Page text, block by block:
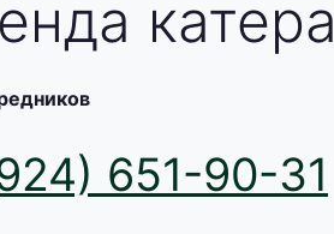
катера
651-90-31